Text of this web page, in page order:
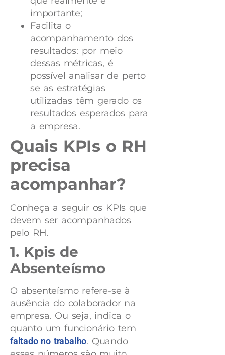
importante;
Facilita o
acompanhamento dos
resultados: por meio
dessas métricas, é
possível analisar de perto
se as estratégias
utilizadas têm gerado os
resultados esperados para
a empresa.
Quais KPIs o RH
precisa
acompanhar?
Conheça a seguir os KPIs que
devem ser acompanhados
pelo RH.
1. Kpis de
Absenteísmo
O absenteísmo refere-se à
ausência do colaborador na
empresa. Ou seja, indica o
quanto um funcionário tem
faltado no trabalho. Quando